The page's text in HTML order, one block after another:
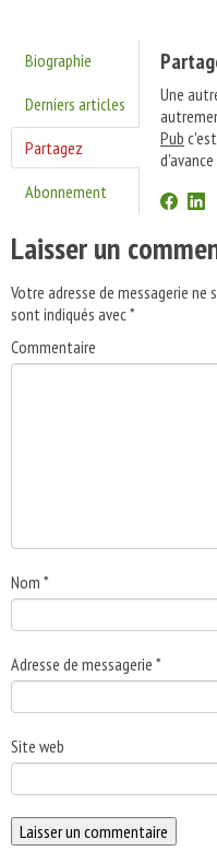
Biographie
Derniers articles
Partagez
Abonnement
Une
Pub
Laisser un
Votre adresse de messagerie ne
sont indiqués avec*
Commentaire
Nom *
Adresse de messagerie *
Site web